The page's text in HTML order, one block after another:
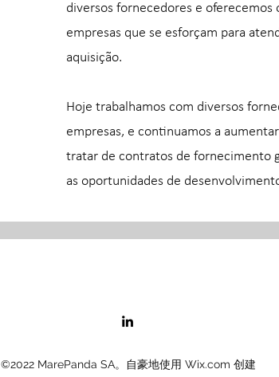
diversos fornecedores e oferecemos
empresas que se esforçam para
aquisição.
Hoje trabalhamos com diversos
empresas, e continuamos a
tratar de contratos de fornecimento
as oportunidades de
©2022 MarePanda SA。自豪地使用 Wix.com 创建